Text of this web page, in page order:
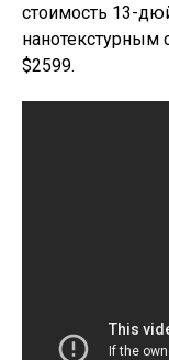
стоимость 13-
нанотекстурным
$2599.